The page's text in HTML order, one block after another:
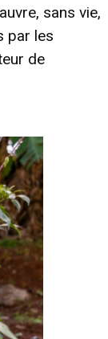
sans vie,
par les
de